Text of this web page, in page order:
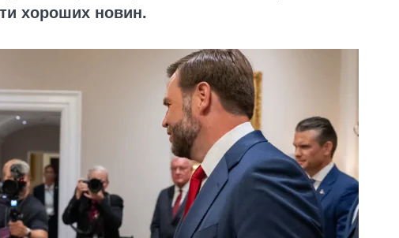
хороших новин.